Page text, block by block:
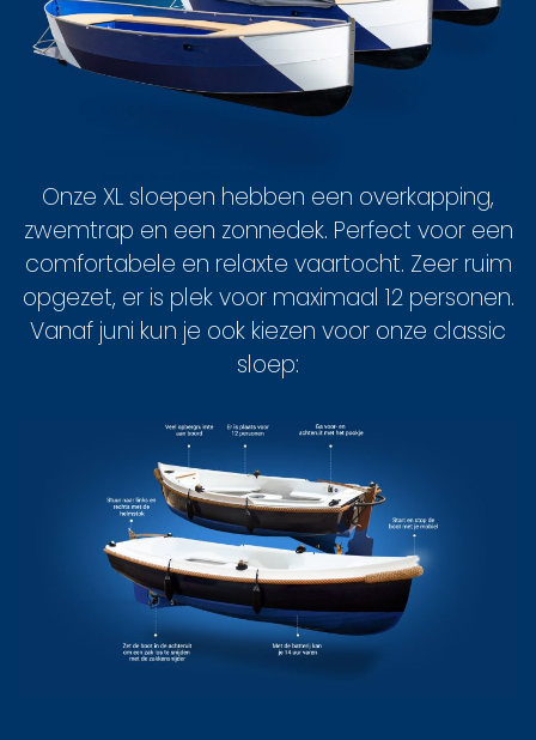
Onze XL sloepen hebben een overkapping,
zwemtrap en een zonnedek. Perfect voor een
comfortabele en relaxte vaartocht. Zeer ruim
opgezet, er is plek voor maximaal 12 personen.
Vanaf juni kun je ook kiezen voor onze classic
sloep: